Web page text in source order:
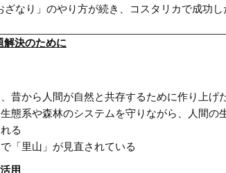
ざなり」のやり方が続き、コスタリカで成功
解決のために
昔から人間が自然と共存するために作り上げ
態系や森林のシステムを守りながら、人間
る
「里山」が見直されている
用